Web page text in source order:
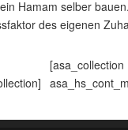
Hamam selber
des eigenen
[asa_collection